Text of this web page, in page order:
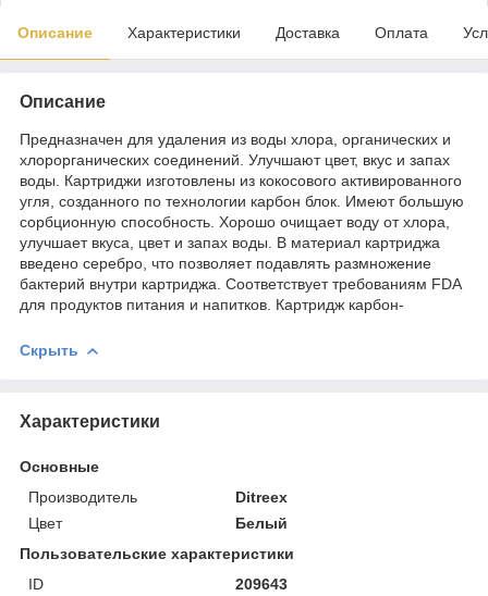
Описание Характеристики Доставка Оплата
Описание
Предназначен для удаления из воды хлора, органических и
хлорорганических соединений. Улучшают цвет, вкус и запах
воды. Картриджи изготовлены из кокосового активированного
угля, созданного по технологии карбон блок. Имеют большую
сорбционную способность. Хорошо очищает воду от хлора,
улучшает вкуса, цвет и запах воды. В материал картриджа
введено серебро, что позволяет подавлять размножение
бактерий внутри картриджа. Соответствует требованиям FDA
для продуктов питания и напитков. Картридж карбон-
Скрыть
Характеристики
Основные
Производитель
Ditreex
Цвет
Белый
Пользовательские характеристики
ID
209643